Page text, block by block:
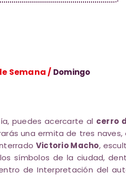
Semana / Domingo
puedes acercarte al cerro
una ermita de tres naves,
Victorio Macho,
símbolos de la ciudad,
de Interpretación del